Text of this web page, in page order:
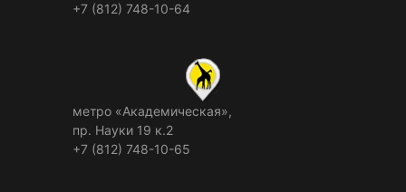
+7 (812) 748-10-64
метро «Академическая»,
пр. Науки 19 к.2
+7 (812) 748-10-65